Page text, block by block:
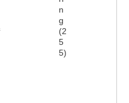
n
g
(2
5
5)